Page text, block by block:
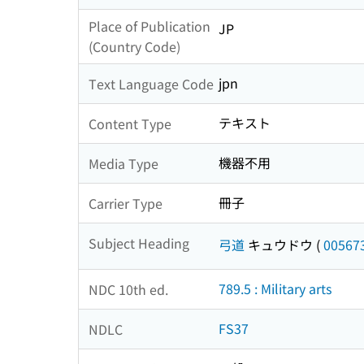
Place of Publication
(Country Code)
JP
Text Language Code jpn
Content Type テキスト
Media Type 機器不用
Carrier Type 冊子
Subject Heading 弓道 キュウドウ (
NDC 10th ed. 789.5 : Military arts
NDLC FS37